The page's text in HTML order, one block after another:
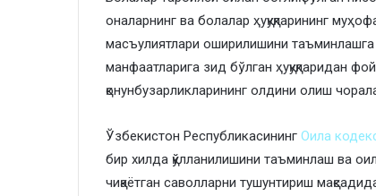
оналарнинг ва болалар ҳуқуқларининг
масъулиятлари оширилишини
манфаатларига зид бўлган ҳуқуқларидан
қонунбузарликларининг олдини олиш
Ўзбекистон Республикасининг Оила
бир хилда қўлланилишини таъминлаш ва
чиқаётган саволларни тушунтириш